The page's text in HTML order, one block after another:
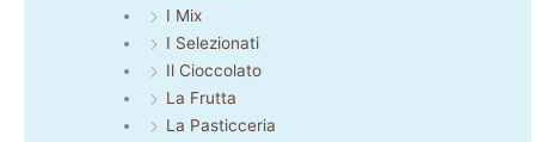
I Mix
I Selezionati
Il Cioccolato
La Frutta
La Pasticceria